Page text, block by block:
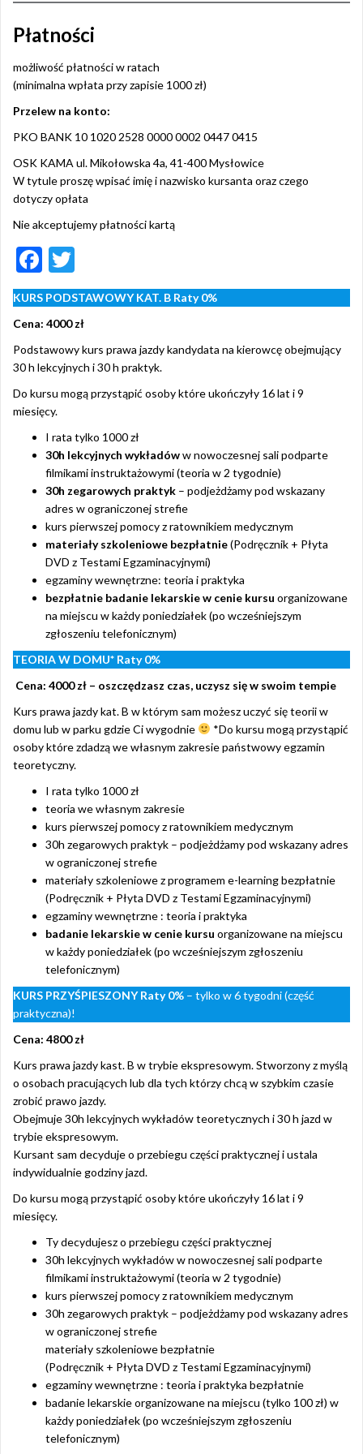
e
b
o
o
k
itt
er
Płatności
możliwość płatności w ratach
(minimalna wpłata przy zapisie 1000 zł)
Przelew na konto:
PKO BANK 10 1020 2528 0000 0002 0447 0415
OSK KAMA ul. Mikołowska 4a, 41-400 Mysłowice
W tytule proszę wpisać imię i nazwisko kursanta oraz czego
dotyczy opłata
Nie akceptujemy płatności kartą
F
ac
e
b
o
o
k
w
itt
er
KURS PODSTAWOWY KAT. B Raty 0%
Cena: 4000 zł
Podstawowy kurs prawa jazdy kandydata na kierowcę obejmujący
30 h lekcyjnych i 30 h praktyk.
Do kursu mogą przystąpić osoby które ukończyły 16 lat i 9
miesięcy.
I rata tylko 1000 zł
30h lekcyjnych wykładóww nowoczesnej sali podparte
filmikami instruktażowymi (teoria w 2 tygodnie)
30h zegarowych praktyk – podjeżdżamy pod wskazany
adres w ograniczonej strefie
kurs pierwszej pomocy z ratownikiem medycznym
materiały szkoleniowe bezpłatnie(Podręcznik + Płyta
DVD z Testami Egzaminacyjnymi)
egzaminy wewnętrzne: teoria i praktyka
bezpłatnie badanie lekarskie w cenie kursu organizowane
na miejscu w każdy poniedziałek (po wcześniejszym
zgłoszeniu telefonicznym)
TEORIA W DOMU* Raty 0%
Cena: 4000 zł – oszczędzasz czas, uczysz się w swoim tempie
Kurs prawa jazdy kat. B w którym sam możesz uczyć się teorii w
domu lub w parku gdzie Ci wygodnie
*Do kursu mogą przystąpić
osoby które zdadzą we własnym zakresie państwowy egzamin
teoretyczny.
I rata tylko 1000 zł
teoria we własnym zakresie
kurs pierwszej pomocy z ratownikiem medycznym
30h zegarowych praktyk – podjeżdżamy pod wskazany adres
w ograniczonej strefie
materiały szkoleniowe z programem e-learning bezpłatnie
(Podręcznik + Płyta DVD z Testami Egzaminacyjnymi)
egzaminy wewnętrzne : teoria i praktyka
badanie lekarskie w cenie kursu organizowane na miejscu
w każdy poniedziałek (po wcześniejszym zgłoszeniu
telefonicznym)
KURS PRZYŚPIESZONY Raty 0% – tylko w 6 tygodni (część
praktyczna)!
Cena: 4800 zł
Kurs prawa jazdy kast. B w trybie ekspresowym. Stworzony z myślą
o osobach pracujących lub dla tych którzy chcą w szybkim czasie
zrobić prawo jazdy.
Obejmuje 30h lekcyjnych wykładów teoretycznych i 30 h jazd w
trybie ekspresowym.
Kursant sam decyduje o przebiegu części praktycznej i ustala
indywidualnie godziny jazd.
Do kursu mogą przystąpić osoby które ukończyły 16 lat i 9
miesięcy.
Ty decydujesz o przebiegu części praktycznej
30h lekcyjnych wykładów w nowoczesnej sali podparte
filmikami instruktażowymi (teoria w 2 tygodnie)
kurs pierwszej pomocy z ratownikiem medycznym
30h zegarowych praktyk – podjeżdżamy pod wskazany adres
w ograniczonej strefie
materiały szkoleniowe bezpłatnie
(Podręcznik + Płyta DVD z Testami Egzaminacyjnymi)
egzaminy wewnętrzne : teoria i praktyka bezpłatnie
badanie lekarskie organizowane na miejscu (tylko 100 zł) w
każdy poniedziałek (po wcześniejszym zgłoszeniu
telefonicznym)